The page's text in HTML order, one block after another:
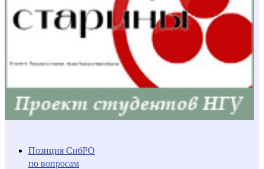
Позиция СибРО
по вопросам